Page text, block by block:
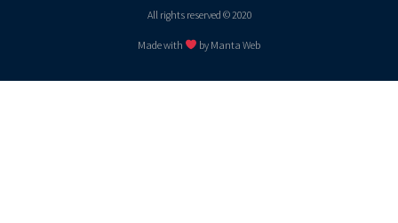
2020 © All rights reserved
Made with by Manta Web